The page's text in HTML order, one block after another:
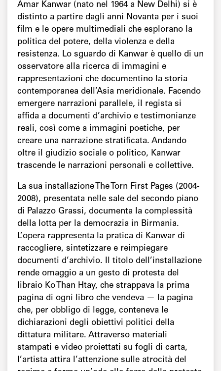
Amar Kanwar (nato nel 1964 a New Delhi) si è
distinto a partire dagli anni Novanta per i suoi
film e le opere multimediali che esplorano la
politica del potere, della violenza e della
resistenza. Lo sguardo di Kanwar è quello di un
osservatore alla ricerca di immagini e
rappresentazioni che documentino la storia
contemporanea dell’Asia meridionale. Facendo
emergere narrazioni parallele, il regista si
affida a documenti d’archivio e testimonianze
reali, così come a immagini poetiche, per
creare una narrazione stratificata. Andando
oltre il giudizio sociale o politico, Kanwar
trascende le narrazioni personali e collettive.
La sua installazione The Torn First Pages (2004-
2008), presentata nelle sale del secondo piano
di Palazzo Grassi, documenta la complessità
della lotta per la democrazia in Birmania.
L’opera rappresenta la pratica di Kanwar di
raccogliere, sintetizzare e reimpiegare
documenti d’archivio. Il titolo dell’installazione
rende omaggio a un gesto di protesta del
libraio Ko Than Htay, che strappava la prima
pagina di ogni libro che vendeva — la pagina
che, per obbligo di legge, conteneva le
dichiarazioni degli obiettivi politici della
dittatura militare. Attraverso materiali
stampati e video proiettati su fogli di carta,
l’artista attira l’attenzione sulle atrocità del